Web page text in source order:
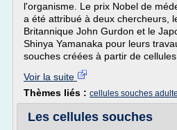
l'organisme. Le prix Nobel de
a été attribué à deux chercheurs,
Britannique John Gurdon et le
Shinya Yamanaka pour leurs
souches créées à partir de cellules
Voir la suite
Thèmes liés : cellules souches
Les cellules souches